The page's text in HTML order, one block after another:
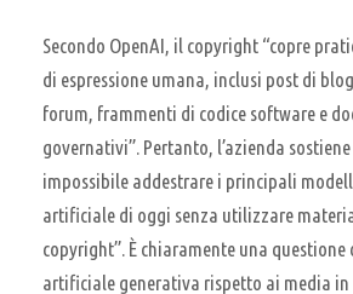
Secondo OpenAI, il copyright “copre
di espressione umana, inclusi post di
forum, frammenti di codice software e
governativi”. Pertanto, l’azienda
impossibile addestrare i principali
artificiale di oggi senza utilizzare
copyright”. È chiaramente una
artificiale generativa rispetto ai media in